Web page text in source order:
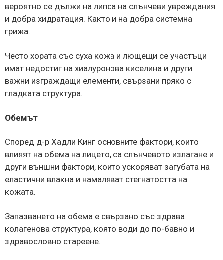
вероятно се дължи на липса на слънчеви увреждания
и добра хидратация. Както и на добра системна
грижа.
Често хората със суха кожа и лющещи се участъци
имат недостиг на хиалуронова киселина и други
важни изграждащи елементи, свързани пряко с
гладката структура.
Обемът
Според д-р Хадли Кинг основните фактори, които
влияят на обема на лицето, са слънчевото излагане и
други външни фактори, които ускоряват загубата на
еластични влакна и намаляват стегнатостта на
кожата.
Запазването на обема е свързано със здрава
колагенова структура, която води до по-бавно и
здравословно стареене.